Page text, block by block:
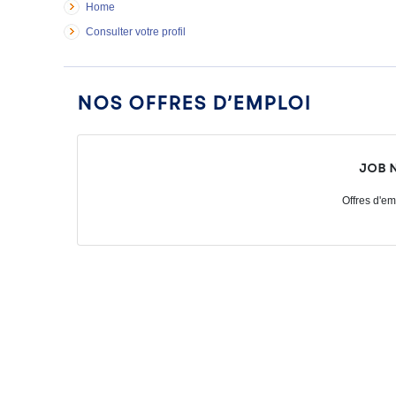
Home
Consulter votre profil
Nos offres d’emploi
Job
Offres